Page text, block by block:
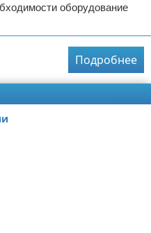
оборудование
Подробнее